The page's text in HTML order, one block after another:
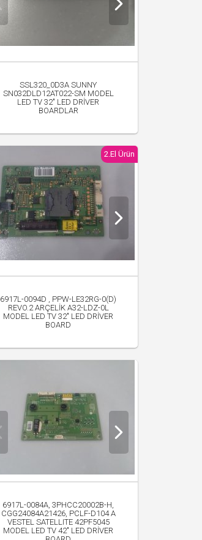
SSL320_0D3A SUNNY
SN032DLD12AT022-SM MODEL
LED TV 32" LED DRİVER
BOARDLAR
2.El Ürün
6917L-0094D , PPW-LE32RG-0(D)
REVO.2 ARÇELİK A32-LDZ-0L
MODEL LED TV 32" LED DRİVER
BOARD
6917L-0084A, 3PHCC20002B-H,
CGG24084A21426, PCLF-D104 A
VESTEL SATELLITE 42PF5045
MODEL LED TV 42" LED DRİVER